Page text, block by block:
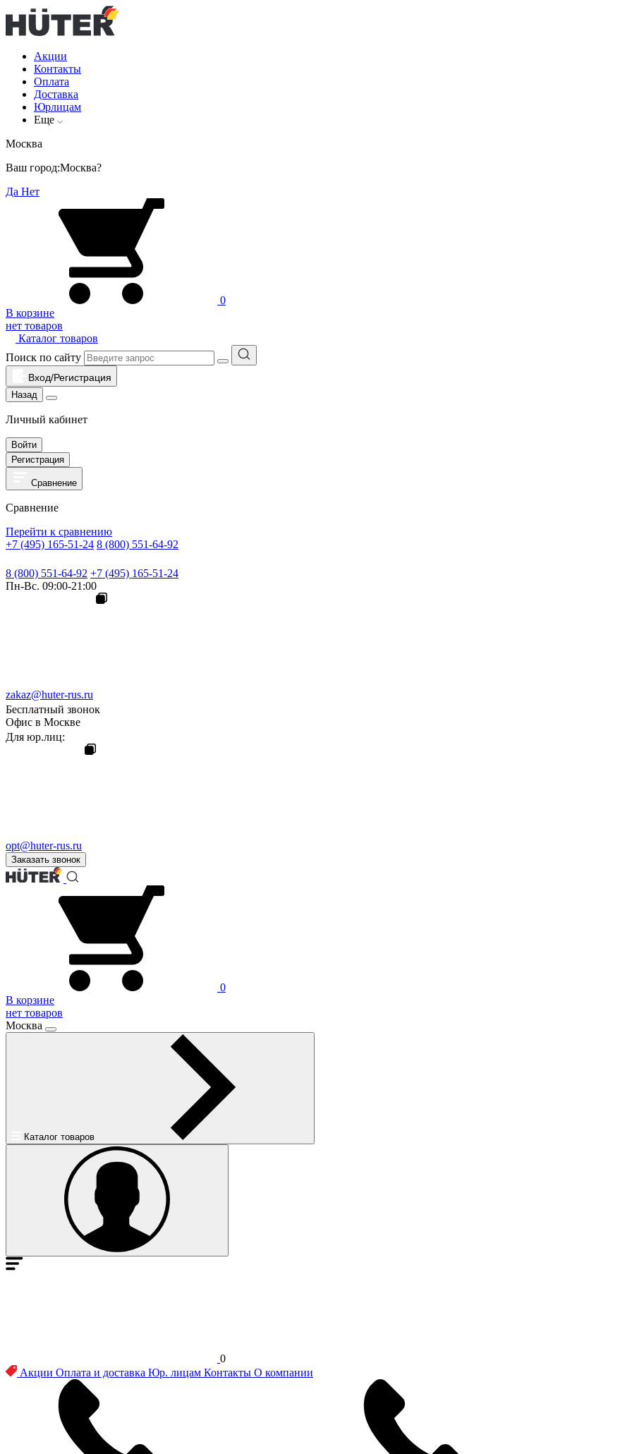
Акции
Контакты
Оплата
Доставка
Юрлицам
Еще
Москва
Ваш город:Москва?
Да Нет
0
В корзине
нет товаров
Каталог товаров
Поиск по сайту
Вход/Регистрация
Назад
Личный кабинет
Войти
Регистрация
Сравнение
Сравнение
Перейти к сравнению
+7 (495) 165-51-24 8 (800) 551-64-92
8 (800) 551-64-92 +7 (495) 165-51-24
Пн-Вс. 09:00-21:00
zakaz@huter-rus.ru
Бесплатный звонок
Офис в Москве
Для юр.лиц:
opt@huter-rus.ru
Заказать звонок
0
В корзине
нет товаров
Москва
Каталог товаров
0
Акции Оплата и доставка Юр. лицам Контакты О компании